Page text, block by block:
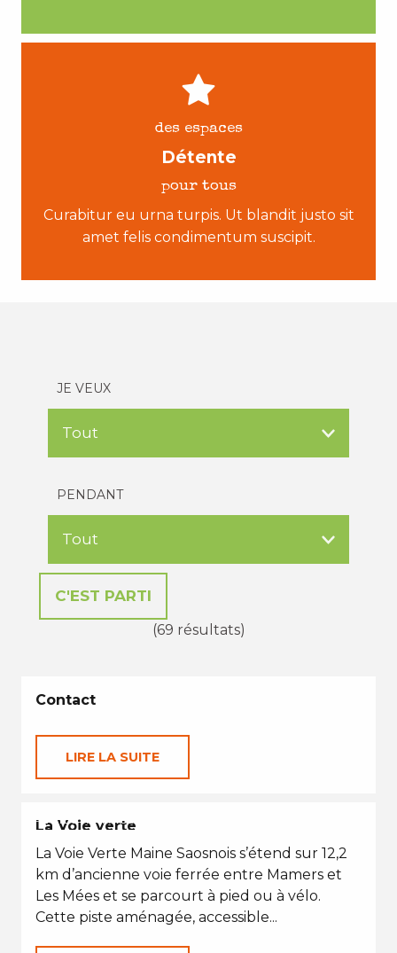
des espaces
Détente
pour tous
Curabitur eu urna turpis. Ut blandit justo sit
amet felis condimentum suscipit.
JE VEUX
PENDANT
(69 résultats)
Contact
LIRE LA SUITE
PETITES VACANCES
La Voie verte
La Voie Verte Maine Saosnois s’étend sur 12,2
km d’ancienne voie ferrée entre Mamers et
Les Mées et se parcourt à pied ou à vélo.
Cette piste aménagée, accessible...